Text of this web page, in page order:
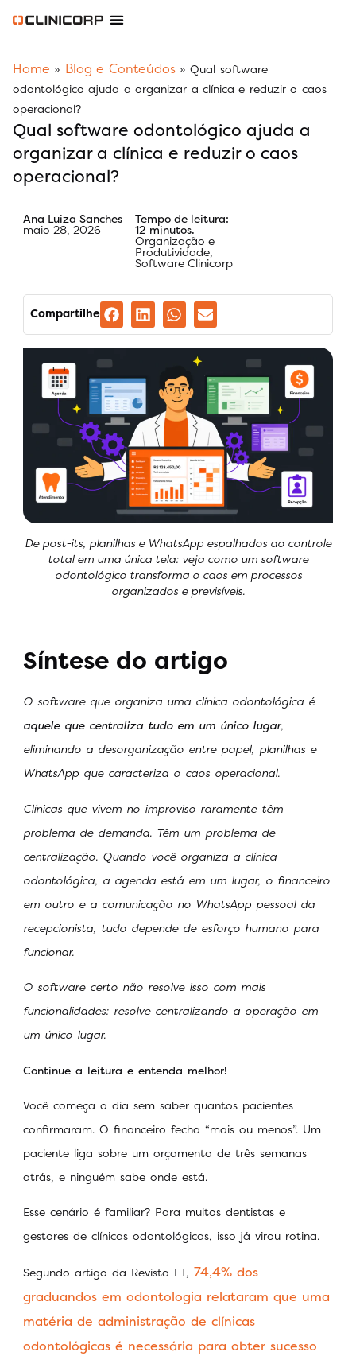
Home » Blog e Conteúdos»Qual software
odontológico ajuda a organizar a clínica e reduzir o caos
operacional?
Qual software odontológico ajuda a
organizar a clínica e reduzir o caos
operacional?
Ana Luiza Sanches
maio 28, 2026
Tempo de leitura:
12 minutos.
Organização e
Produtividade,
Software Clinicorp
Compartilhe
De post-its, planilhas e WhatsApp espalhados ao controle
total em uma única tela: veja como um software
odontológico transforma o caos em processos
organizados e previsíveis.
Síntese do artigo
O software que organiza uma clínica odontológica é
aquele que centraliza tudo em um único lugar,
eliminando a desorganização entre papel, planilhas e
WhatsApp que caracteriza o caos operacional.
Clínicas que vivem no improviso raramente têm
problema de demanda. Têm um problema de
centralização. Quando você organiza a clínica
odontológica, a agenda está em um lugar, o financeiro
em outro e a comunicação no WhatsApp pessoal da
recepcionista, tudo depende de esforço humano para
funcionar.
O software certo não resolve isso com mais
funcionalidades: resolve centralizando a operação em
um único lugar.
Continue a leitura e entenda melhor!
Você começa o dia sem saber quantos pacientes
confirmaram. O financeiro fecha “mais ou menos”. Um
paciente liga sobre um orçamento de três semanas
atrás, e ninguém sabe onde está.
Esse cenário é familiar? Para muitos dentistas e
gestores de clínicas odontológicas, isso já virou rotina.
Segundo artigo da Revista FT, 74,4% dos
graduandos em odontologia relataram que uma
matéria de administração de clínicas
odontológicas é necessária para obter sucesso